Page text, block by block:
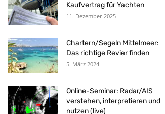
Kaufvertrag für Yachten
11. Dezember 2025
Chartern/Segeln Mittelmeer:
Das richtige Revier finden
5. März 2024
Online-Seminar: Radar/AIS
verstehen, interpretieren und
nutzen (live)